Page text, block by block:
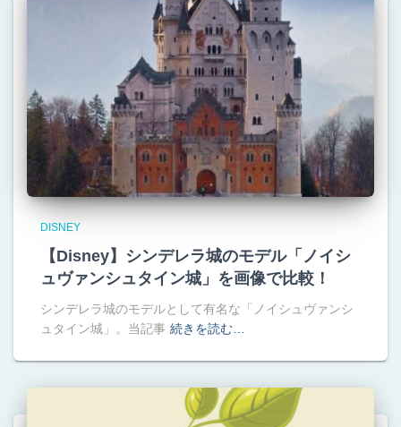
DISNEY
【Disney】シンデレラ城のモデル「ノイシ
ュヴァンシュタイン城」を画像で比較！
シンデレラ城のモデルとして有名な「ノイシュヴァンシ
ュタイン城」。当記事 続きを読む…